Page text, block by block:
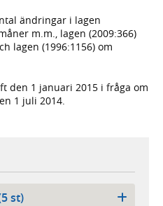
ändringar i lagen
m.m., lagen (2009:366)
lagen (1996:1156) om
den 1 januari 2015 i fråga om
1 juli 2014.
st)